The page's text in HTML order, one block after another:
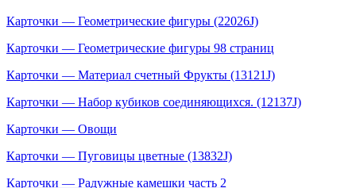
Карточки — Геометрические фигуры (22026J)
Карточки — Геометрические фигуры 98 страниц
Карточки — Материал счетный Фрукты (13121J)
Карточки — Набор кубиков соединяющихся. (12137J)
Карточки — Овощи
Карточки — Пуговицы цветные (13832J)
Карточки — Радужные камешки часть 2